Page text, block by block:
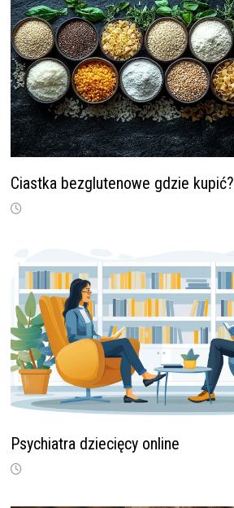
Ciastka bezglutenowe gdzie kupić?
Psychiatra dziecięcy online